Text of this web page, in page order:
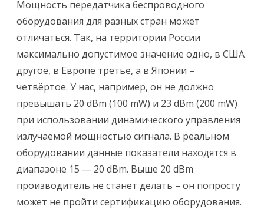
Мощность передатчика беспроводного
оборудования для разных стран может
отличаться. Так, на территории России
максимально допустимое значение одно, в США
другое, в Европе третье, а в Японии –
четвёртое. У нас, например, он не должно
превышать 20 dBm (100 mW) и 23 dBm (200 mW)
при использовании динамического управления
излучаемой мощностью сигнала. В реальном
оборудовании данные показатели находятся в
диапазоне 15 — 20 dBm. Выше 20 dBm
производитель не станет делать – он попросту
может не пройти сертификацию оборудования.